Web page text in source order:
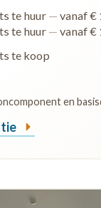
te huur — vanaf €
te huur — vanaf €
te koop
en